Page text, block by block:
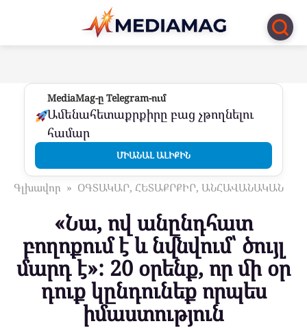
Перейти
контенту
MediaMag-ը Telegram-ում
Ամենահետաքրքիրը բաց չթողնելու
համար
ՄԻԱՆԱԼ ԱԼԻՔԻՆ
Գլխավոր » ՕԳՏԱԿԱՐ, ՀԵՏԱՔՐՔԻՐ, ԱՆՀԱՎԱՆԱԿԱՆ
«Նա, ով անընդհատ
բողոքում է և նվնվում՝ ծույլ
մարդ է»: 20 օրենք, որ մի օր
դուք կընդունեք որպես
իմաստություն